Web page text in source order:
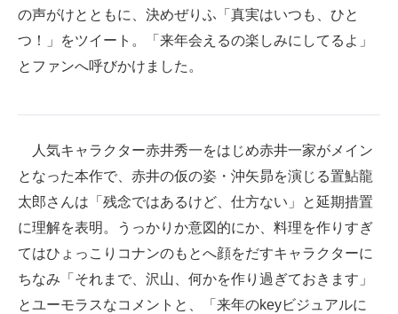
の声がけとともに、決めぜりふ「真実はいつも、ひと
つ！」をツイート。「来年会えるの楽しみにしてるよ」
とファンへ呼びかけました。
人気キャラクター赤井秀一をはじめ赤井一家がメイン
となった本作で、赤井の仮の姿・沖矢昴を演じる置鮎龍
太郎さんは「残念ではあるけど、仕方ない」と延期措置
に理解を表明。うっかりか意図的にか、料理を作りすぎ
てはひょっこりコナンのもとへ顔をだすキャラクターに
ちなみ「それまで、沢山、何かを作り過ぎておきます」
とユーモラスなコメントと、「来年のkeyビジュアルに